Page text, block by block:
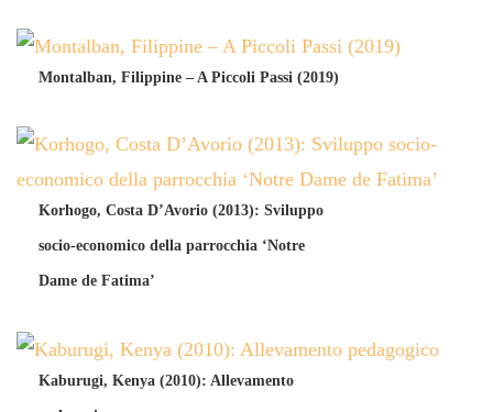
Montalban, Filippine – A Piccoli Passi (2019)
Korhogo, Costa D’Avorio (2013): Sviluppo
socio-economico della parrocchia ‘Notre
Dame de Fatima’
Kaburugi, Kenya (2010): Allevamento